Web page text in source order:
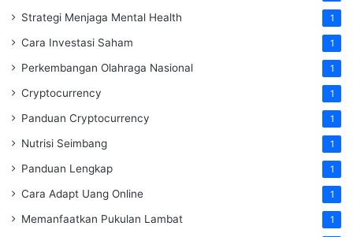
Strategi Menjaga Mental Health 1
Cara Investasi Saham 1
Perkembangan Olahraga Nasional 1
Cryptocurrency 1
Panduan Cryptocurrency 1
Nutrisi Seimbang 1
Panduan Lengkap 1
Cara Adapt Uang Online 1
Memanfaatkan Pukulan Lambat 1